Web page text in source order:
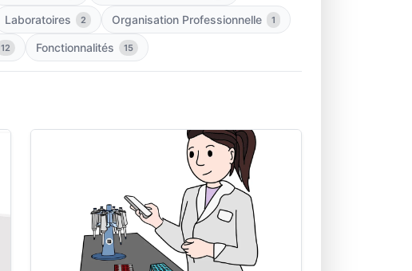
Laboratoires 2 Organisation Professionnelle 1
12 Fonctionnalités 15